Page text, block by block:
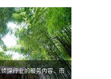
探行业的服务内容、市